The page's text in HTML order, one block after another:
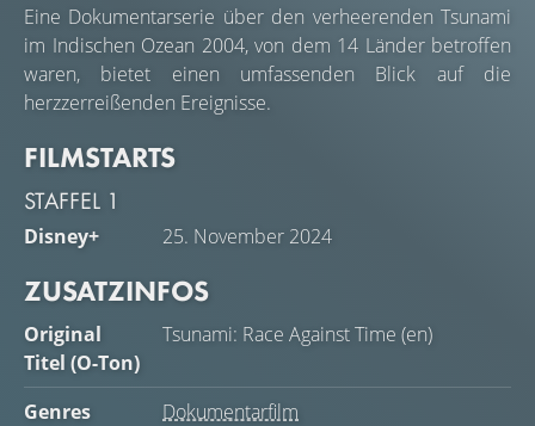
Eine Dokumentarserie über den verheerenden Tsunami
im Indischen Ozean 2004, von dem 14 Länder betroffen
waren, bietet einen umfassenden Blick auf die
herzzerreißenden Ereignisse.
FILMSTARTS
STAFFEL 1
Disney+ 25. November 2024
ZUSATZINFOS
Original
Titel (O-Ton)
Tsunami: Race Against Time (en)
Genres
Dokumentarfilm